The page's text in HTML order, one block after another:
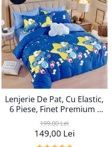
Lenjerie De Pat, Cu Elastic,
6 Piese, Finet Premium -
LPBF6PE42
199,00 Lei
149,00 Lei